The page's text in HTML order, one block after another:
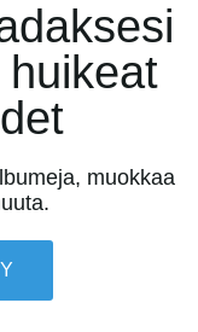
huikeat
muokkaa